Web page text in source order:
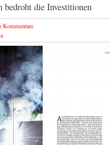
bedroht die Investitionen
Kommentare